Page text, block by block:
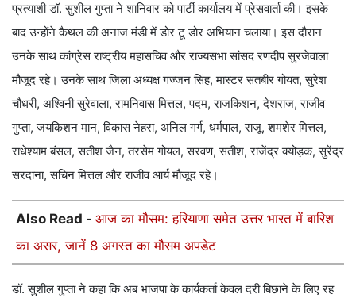
प्रत्याशी डॉ. सुशील गुप्ता ने शानिवार को पार्टी कार्यालय में प्रेसवार्ता की। इसके
बाद उन्होंने कैथल की अनाज मंडी में डोर टू डोर अभियान चलाया। इस दौरान
उनके साथ कांग्रेस राष्ट्रीय महासचिव और राज्यसभा सांसद रणदीप सुरजेवाला
मौजूद रहे। उनके साथ जिला अध्यक्ष गज्जन सिंह, मास्टर सतबीर गोयत, सुरेश
चौधरी, अश्विनी सुरेवाला, रामनिवास मित्तल, पदम, राजकिशन, देशराज, राजीव
गुप्ता, जयकिशन मान, विकास नेहरा, अनिल गर्ग, धर्मपाल, राजू, शमशेर मित्तल,
राधेश्याम बंसल, सतीश जैन, तरसेम गोयल, सरवण, सतीश, राजेंद्र क्योड़क, सुरेंद्र
सरदाना, सचिन मित्तल और राजीव आर्य मौजूद रहे।
Also Read - आज का मौसम: हरियाणा समेत उत्तर भारत में बारिश
का असर, जानें 8 अगस्त का मौसम अपडेट
डॉ. सुशील गुप्ता ने कहा कि अब भाजपा के कार्यकर्ता केवल दरी बिछाने के लिए रह